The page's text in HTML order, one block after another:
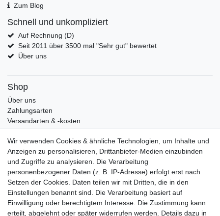
Zum Blog
Schnell und unkompliziert
Auf Rechnung (D)
Seit 2011 über 3500 mal "Sehr gut" bewertet
Über uns
Shop
Über uns
Zahlungsarten
Versandarten & -kosten
Widerrufsrecht
Warenkorb
Zur Kasse
Mein Konto
Kundenkonto eröffnen
Im Kundenkonto anmelden
Wunschliste
Wir verwenden Cookies & ähnliche Technologien, um Inhalte und
Anzeigen zu personalisieren, Drittanbieter-Medien einzubinden
und Zugriffe zu analysieren. Die Verarbeitung
personenbezogener Daten (z. B. IP-Adresse) erfolgt erst nach
Setzen der Cookies. Daten teilen wir mit Dritten, die in den
Einstellungen benannt sind. Die Verarbeitung basiert auf
Einwilligung oder berechtigtem Interesse. Die Zustimmung kann
erteilt, abgelehnt oder später widerrufen werden. Details dazu in